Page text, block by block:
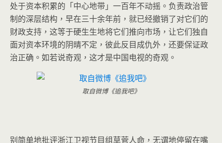
处于资本积累的「中心地带」一百年不动摇。负责政治管
制的深层结构，早在三十余年前，就已经撤销了对它们的
财政支持，这等于硬生生地将它们推向市场，让它们独自
面对资本环境的阴晴不定，彼此反目成仇外，还要保证政
治正确。如若说奇观，这才是中国电视的奇观。
取自微博《追我吧》
别简单地批评浙江卫视节目组草菅人命，无谓地停留在嘴